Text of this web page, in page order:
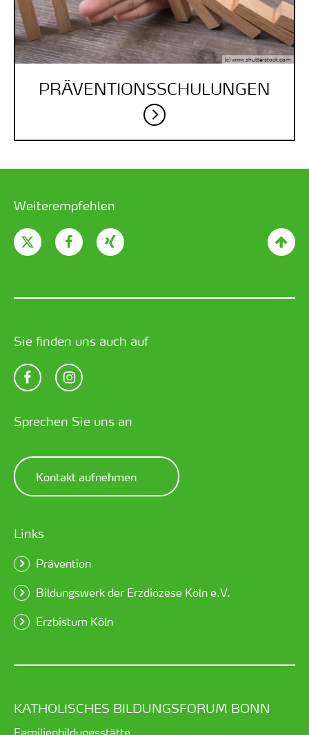
(c) www.shutterstock.com
PRÄVENTIONS­SCHULUNGEN
Weiterempfehlen
Sie finden uns auch auf
Sprechen Sie uns an
Kontakt aufnehmen
Links
Prävention
Bildungswerk der Erzdiözese Köln e.V.
Erzbistum Köln
KATHOLISCHES BILDUNGSFORUM BONN
Familienbildungsstätte